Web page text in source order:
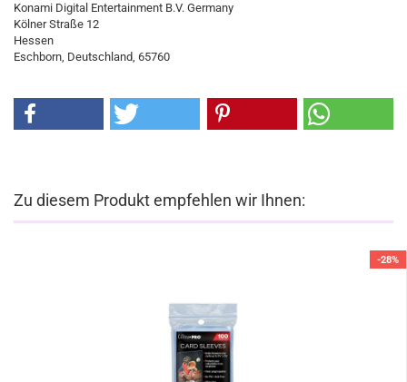
Konami Digital Entertainment B.V. Germany
Kölner Straße 12
Hessen
Eschborn, Deutschland, 65760
Zu diesem Produkt empfehlen wir Ihnen:
-28%